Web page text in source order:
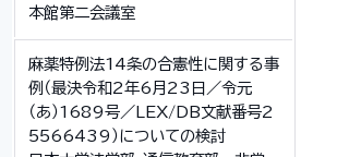
本館第二会議室
麻薬特例法14条の合憲性に関する事
例（最決令和2年6月23日／令元
（あ）1689号／LEX/DB文献番号2
5566439）についての検討